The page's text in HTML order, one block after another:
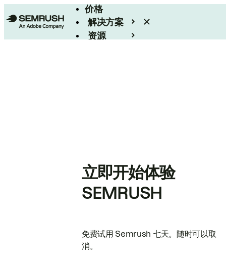
价格
解决方案
资源
立即开始体验
SEMRUSH
免费试用 Semrush 七天。随时可以取
消。